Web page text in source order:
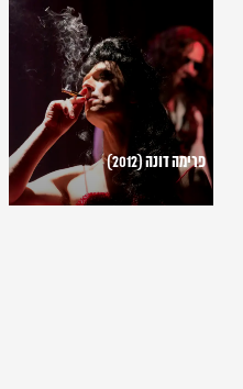
דונה
(2012)
פרימה דונה (2012)